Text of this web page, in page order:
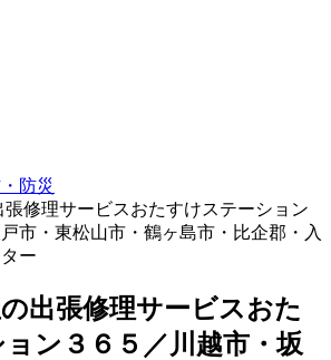
防災
修理サービスおたすけステーション
市・東松山市・鶴ヶ島市・比企郡・入
ー
出張修理サービスおた
ン３６５／川越市・坂